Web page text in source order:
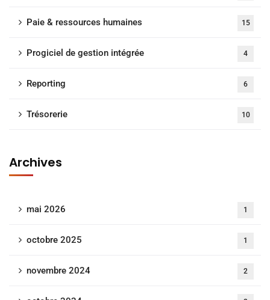
Paie & ressources humaines 15
Progiciel de gestion intégrée 4
Reporting 6
Trésorerie 10
Archives
mai 2026 1
octobre 2025 1
novembre 2024 2